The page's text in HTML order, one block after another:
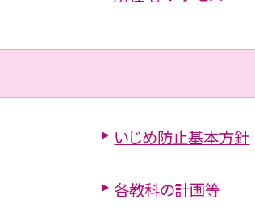
いじめ防止基本方針
各教科の計画等